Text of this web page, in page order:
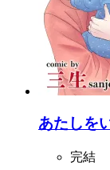
あたしを
完結